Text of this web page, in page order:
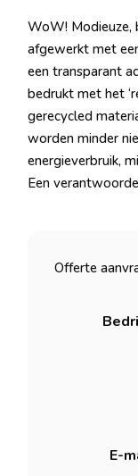
WoW! Modieuze,
afgewerkt met
een transparant
bedrukt met het
gerecycled
worden minder
energieverbruik,
Een
Offerte
E-